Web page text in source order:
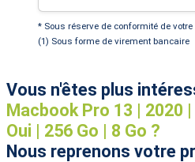
* Sous réserve de conformité de
(1) Sous forme de virement bancaire
Vous n'êtes plus
Macbook Pro 13 | 2020
Oui | 256 Go | 8 Go ?
Nous reprenons votre